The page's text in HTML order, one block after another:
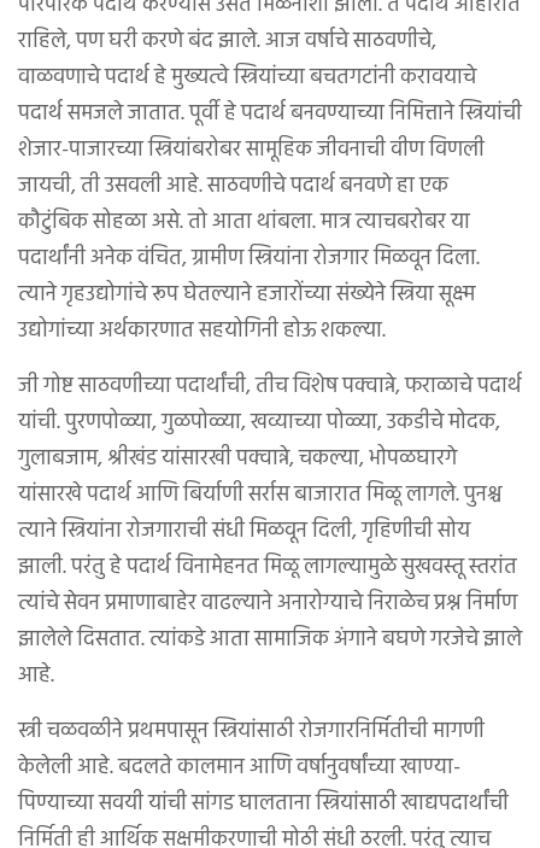
राहिले, पण घरी करणे बंद झाले. आज वर्षाचे साठवणीचे,
वाळवणाचे पदार्थ हे मुख्यत्वे स्त्रियांच्या बचतगटांनी करावयाचे
पदार्थ समजले जातात. पूर्वी हे पदार्थ बनवण्याच्या निमित्ताने स्त्रियांची
शेजार-पाजारच्या स्त्रियांबरोबर सामूहिक जीवनाची वीण विणली
जायची, ती उसवली आहे. साठवणीचे पदार्थ बनवणे हा एक
कौटुंबिक सोहळा असे. तो आता थांबला. मात्र त्याचबरोबर या
पदार्थांनी अनेक वंचित, ग्रामीण स्त्रियांना रोजगार मिळवून दिला.
त्याने गृहउद्योगांचे रूप घेतल्याने हजारोंच्या संख्येने स्त्रिया सूक्ष्म
उद्योगांच्या अर्थकारणात सहयोगिनी होऊ शकल्या.
जी गोष्ट साठवणीच्या पदार्थांची, तीच विशेष पक्वान्ने, फराळाचे पदार्थ
यांची. पुरणपोळ्या, गुळपोळ्या, खव्याच्या पोळ्या, उकडीचे मोदक,
गुलाबजाम, श्रीखंड यांसारखी पक्वान्ने, चकल्या, भोपळघारगे
यांसारखे पदार्थ आणि बिर्याणी सर्रास बाजारात मिळू लागले. पुनश्च
त्याने स्त्रियांना रोजगाराची संधी मिळवून दिली, गृहिणीची सोय
झाली. परंतु हे पदार्थ विनामेहनत मिळू लागल्यामुळे सुखवस्तू स्तरांत
त्यांचे सेवन प्रमाणाबाहेर वाढल्याने अनारोग्याचे निराळेच प्रश्न निर्माण
झालेले दिसतात. त्यांकडे आता सामाजिक अंगाने बघणे गरजेचे झाले
आहे.
स्त्री चळवळीने प्रथमपासून स्त्रियांसाठी रोजगारनिर्मितीची मागणी
केलेली आहे. बदलते कालमान आणि वर्षानुवर्षांच्या खाण्या-
पिण्याच्या सवयी यांची सांगड घालताना स्त्रियांसाठी खाद्यपदार्थांची
निर्मिती ही आर्थिक सक्षमीकरणाची मोठी संधी ठरली. परंतु त्याच